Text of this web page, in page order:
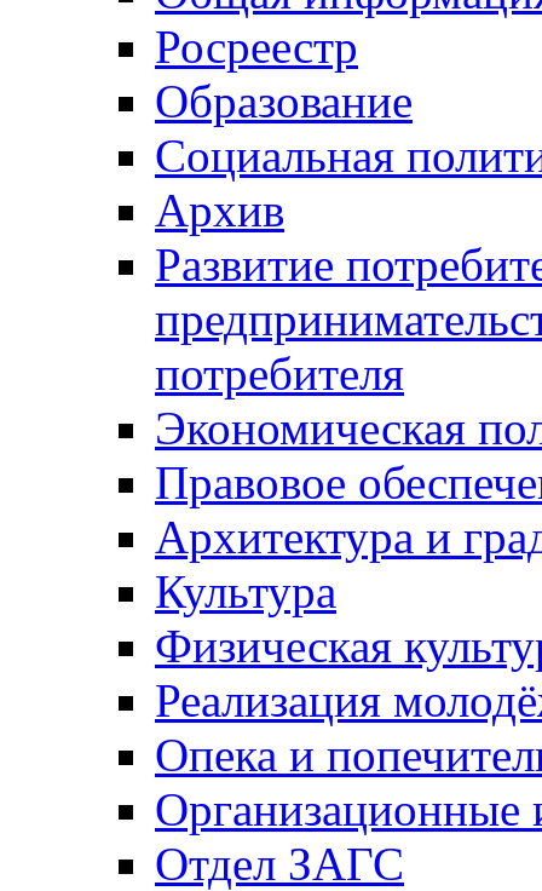
Росреестр
Образование
Социальная
Архив
Развитие
потребителя
Экономическая
Правовое
Архитектура и
Культура
Физическая
Реализация
Опека и
Отдел ЗАГС